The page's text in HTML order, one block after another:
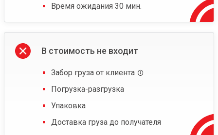
Время ожидания 30 мин.
В стоимость не входит
Забор груза от клиента
Погрузка-разгрузка
Упаковка
Доставка груза до получателя